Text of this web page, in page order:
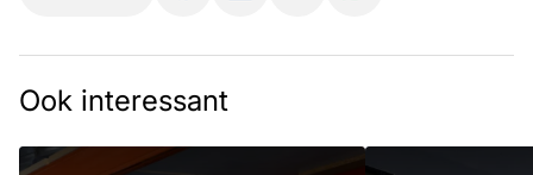
Ook interessant